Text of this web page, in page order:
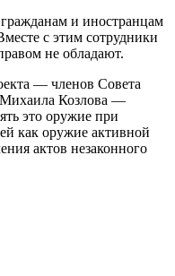
и иностранцам
с этим сотрудники
не обладают.
— членов Совета
Михаила Козлова —
это оружие при
как оружие активной
актов незаконного